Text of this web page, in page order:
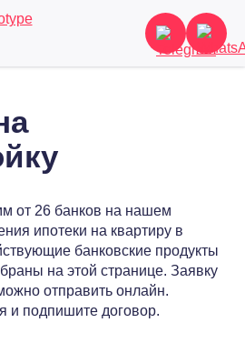
от 26 банков на нашем
ипотеки на квартиру в
банковские продукты
на этой странице. Заявку
отправить онлайн.
и подпишите договор.